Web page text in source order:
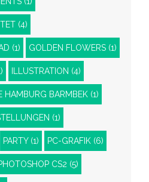
(4)
(1) GOLDEN FLOWERS (1)
ILLUSTRATION (4)
HAMBURG BARMBEK (1)
(1)
PARTY(1) PC-GRAFIK (6)
CS2 (5)